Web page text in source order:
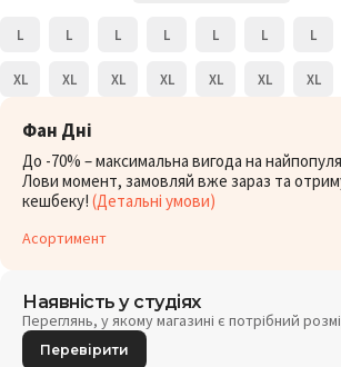
L L L L L L L
XL XL XL XL XL XL XL
Фан Дні
До -70% – максимальна вигода на
Лови момент, замовляй вже зараз та
кешбеку! (Детальні умови)
Асортимент
Наявність у студіях
Переглянь, у якому магазині є потрібний
Перевірити